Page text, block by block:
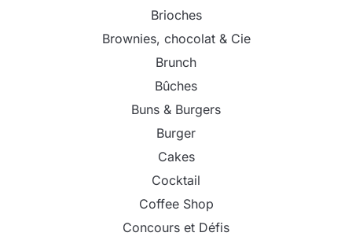
Brioches
Brownies, chocolat & Cie
Brunch
Bûches
Buns & Burgers
Burger
Cakes
Cocktail
Coffee Shop
Concours et Défis